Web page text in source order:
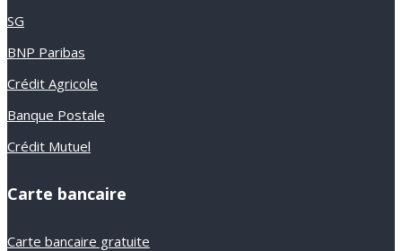
SG
BNP Paribas
Crédit Agricole
Banque Postale
Crédit Mutuel
Carte bancaire
Carte bancaire gratuite